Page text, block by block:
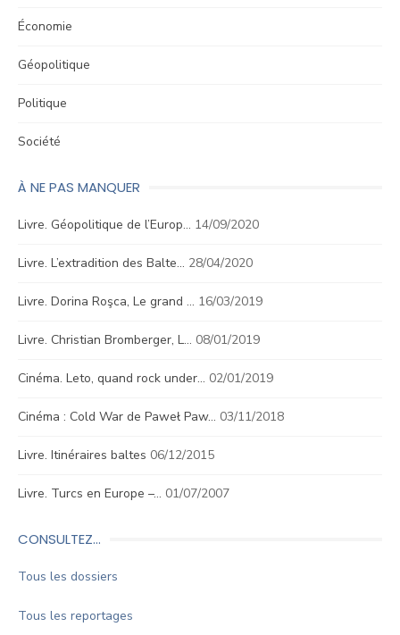
Économie
Géopolitique
Politique
Société
À NE PAS MANQUER
Livre. Géopolitique de l’Europ… 14/09/2020
Livre. L’extradition des Balte… 28/04/2020
Livre. Dorina Roşca, Le grand … 16/03/2019
Livre. Christian Bromberger, L… 08/01/2019
Cinéma. Leto, quand rock under… 02/01/2019
Cinéma : Cold War de Paweł Paw… 03/11/2018
Livre. Itinéraires baltes 06/12/2015
Livre. Turcs en Europe –… 01/07/2007
CONSULTEZ…
Tous les dossiers
Tous les reportages